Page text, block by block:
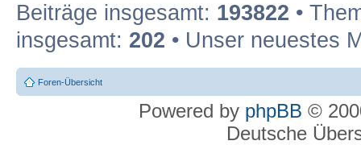
Beiträge insgesamt: 193822 •
insgesamt: 202 • Unser neuestes
Foren-Übersicht
Powered by phpBB ©
Deutsche